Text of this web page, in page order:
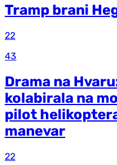
Tramp brani
22
43
Drama na
kolabirala na
pilot
manevar
22